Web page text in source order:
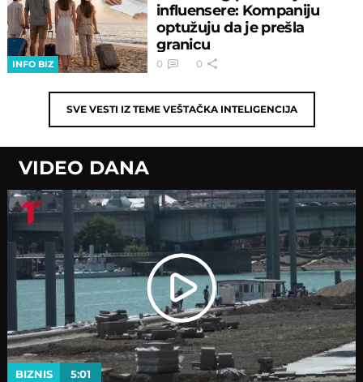
INFO BIZ
influensere: Kompaniju
optužuju da je prešla
granicu
0 0
SVE VESTI IZ TEME VEŠTAČKA INTELIGENCIJA
VIDEO DANA
BIZNIS 5:01